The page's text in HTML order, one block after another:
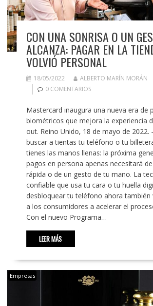
CON UNA SONRISA O UN
ALCANZA: PAGAR EN LA
VOLVIÓ PERSONAL
18/05/2022
ALBERTO MARÍN MORÁN
0 COMENTARIOS
Mastercard inaugura una nueva era de
biométricos que mejora la experiencia
out. Reino Unido, 18 de mayo de 2022.
buscar a tientas tu teléfono o tu
tienes las manos llenas: la próxima
pagos en persona apenas necesitará
rápida o de un gesto de tu mano. La
confiable que usa tu cara o tu huella
desbloquear tu teléfono ahora también
a los consumidores a acelerar el
Con el nuevo Programa…
LEER MÁS
Empresas